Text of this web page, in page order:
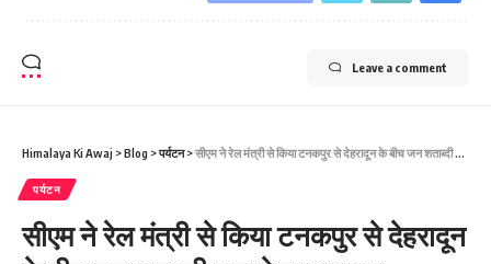
Leave a comment
Himalaya Ki Awaj >Blog >पर्यटन>सीएम ने रेल मंत्री से किया टनकपुर से देहरादून के बीच जन शताब्‍दी चलाने का आग्रह
पर्यटन
सीएम ने रेल मंत्री से किया टनकपुर से देहरादून